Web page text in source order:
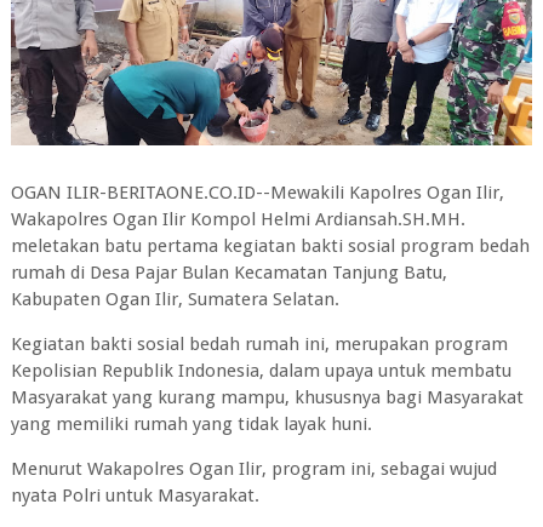
OGAN ILIR-BERITAONE.CO.ID--Mewakili Kapolres Ogan Ilir,
Wakapolres Ogan Ilir Kompol Helmi Ardiansah.SH.MH.
meletakan batu pertama kegiatan bakti sosial program bedah
rumah di Desa Pajar Bulan Kecamatan Tanjung Batu,
Kabupaten Ogan Ilir, Sumatera Selatan.
Kegiatan bakti sosial bedah rumah ini, merupakan program
Kepolisian Republik Indonesia, dalam upaya untuk membatu
Masyarakat yang kurang mampu, khususnya bagi Masyarakat
yang memiliki rumah yang tidak layak huni.
Menurut Wakapolres Ogan Ilir, program ini, sebagai wujud
nyata Polri untuk Masyarakat.